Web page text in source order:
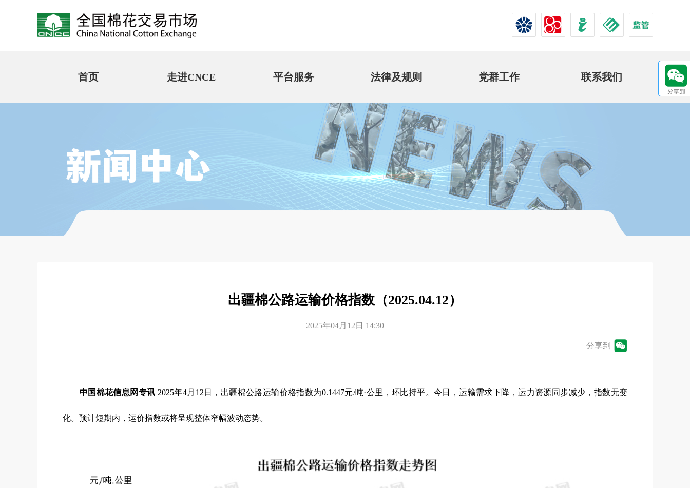
首页 走进CNCE 平台服务 法律及规则 党群工作 联系我们
出疆棉公路运输价格指数（2025.04.12）
2025年04月12日 14:30
分享到
中国棉花信息网专讯 2025年4月12日，出疆棉公路运输价格指数为0.1447元/吨·公里，环比持平。今日，运输需求下降，运力资源同步减少，指数无变
化。预计短期内，运价指数或将呈现整体窄幅波动态势。